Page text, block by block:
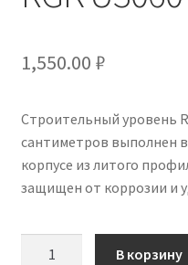
1,550.00 ₽
Строительный уровень
сантиметров выполнен
корпусе из литого
защищен от коррозии и
В корзину